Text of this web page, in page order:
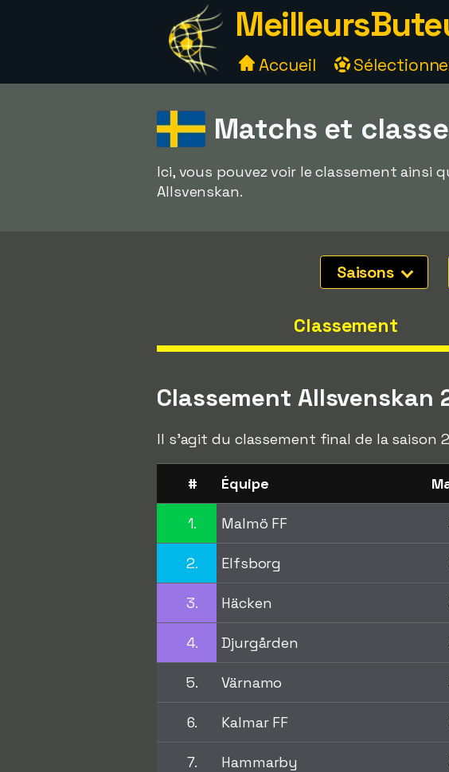
Accueil
Matchs et
Ici, vous pouvez voir le classement ainsi
Allsvenskan.
Saisons
Classement
Classement Allsvenskan
Il s'agit du classement final de la saison
# Équipe
1. Malmö FF
2. Elfsborg
3. Häcken
4. Djurgården
5. Värnamo
6. Kalmar FF
7. Hammarby